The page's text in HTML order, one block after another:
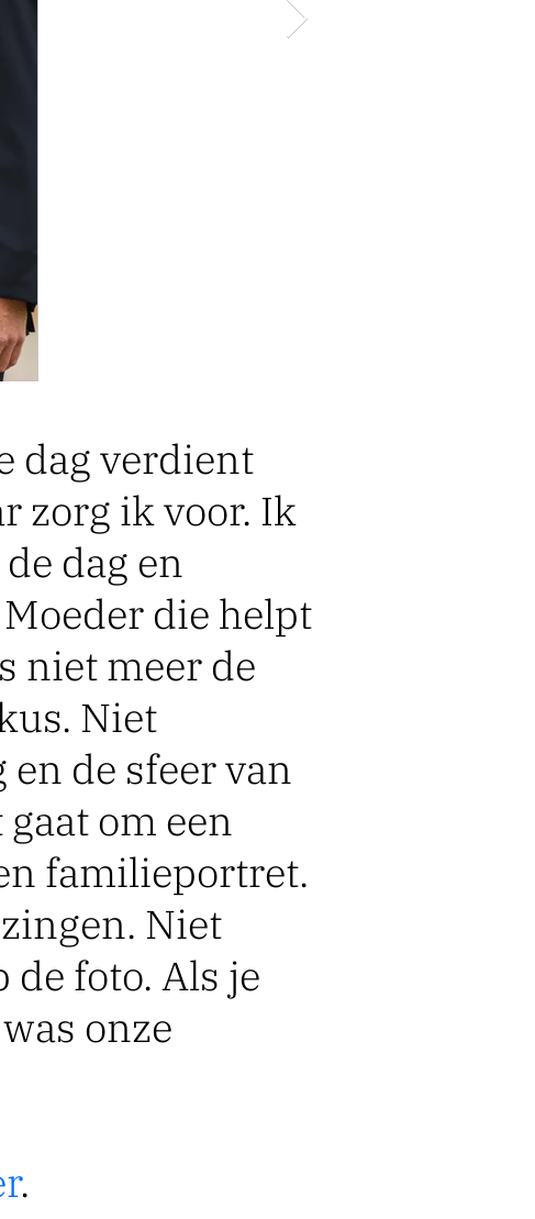
dag verdient
zorg ik voor. Ik
dag en
die helpt
niet meer de
Niet
de sfeer van
om een
familieportret.
Niet
foto. Als je
onze
.